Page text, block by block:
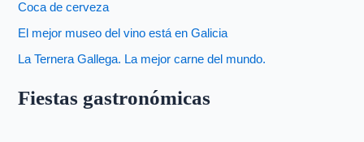
Coca de cerveza
El mejor museo del vino está en Galicia
La Ternera Gallega. La mejor carne del mundo.
Fiestas gastronómicas